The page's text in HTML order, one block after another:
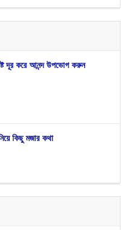
দূর করে আনন্দ উপভোগ করুন
কিছু মজার কথা